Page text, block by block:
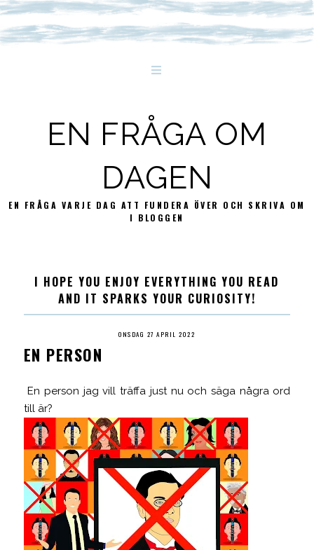
EN FRÅGA OM
DAGEN
EN FRÅGA VARJE DAG ATT FUNDERA ÖVER OCH SKRIVA OM
I BLOGGEN
I HOPE YOU ENJOY EVERYTHING YOU READ
AND IT SPARKS YOUR CURIOSITY!
ONSDAG 27 APRIL 2022
EN PERSON
En person jag vill träffa just nu och säga några ord
till är?